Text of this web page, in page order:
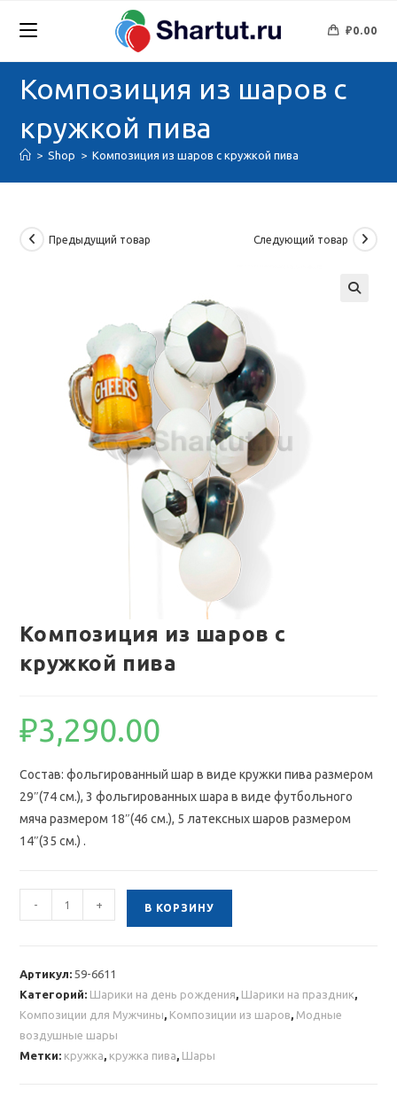
₽0.00
Композиция из шаров с
кружкой пива
> Shop > Композиция из шаров с кружкой пива
Предыдущий товар Следующий товар
Композиция из шаров с
кружкой пива
₽3,290.00
Состав: фольгированный шар в виде кружки пива размером
29″(74 см.), 3 фольгированных шара в виде футбольного
мяча размером 18″(46 см.), 5 латексных шаров размером
14″(35 см.) .
Количество
товара
с
кружкой
пива
- + В КОРЗИНУ
Артикул:59-6611
Категорий: Шарики на день рождения, Шарики на праздник,
Композиции для Мужчины, Композиции из шаров, Модные
воздушные шары
Метки: кружка, кружка пива, Шары